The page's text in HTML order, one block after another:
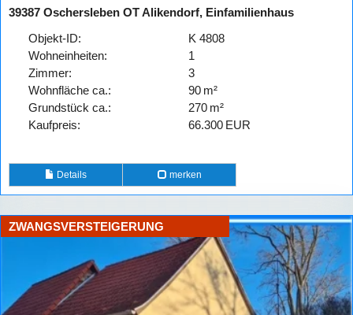
39387 Oschersleben OT Alikendorf, Einfamilienhaus
Objekt-ID:
K 4808
Wohneinheiten:
1
Zimmer:
3
Wohnfläche ca.:
90 m²
Grund­stück ca.:
270 m²
Kaufpreis:
66.300 EUR
Details merken
ZWANGSVERSTEIGERUNG